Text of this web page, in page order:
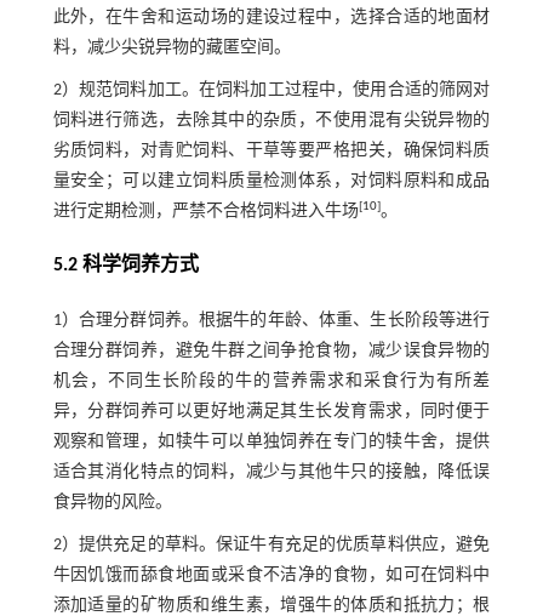
此外，在牛舍和运动场的建设过程中，选择合适的地面材
料，减少尖锐异物的藏匿空间。
2）规范饲料加工。在饲料加工过程中，使用合适的筛网对
饲料进行筛选，去除其中的杂质，不使用混有尖锐异物的
劣质饲料，对青贮饲料、干草等要严格把关，确保饲料质
量安全；可以建立饲料质量检测体系，对饲料原料和成品
进行定期检测，严禁不合格饲料进入牛场[10]。
5.2 科学饲养方式
1）合理分群饲养。根据牛的年龄、体重、生长阶段等进行
合理分群饲养，避免牛群之间争抢食物，减少误食异物的
机会，不同生长阶段的牛的营养需求和采食行为有所差
异，分群饲养可以更好地满足其生长发育需求，同时便于
观察和管理，如犊牛可以单独饲养在专门的犊牛舍，提供
适合其消化特点的饲料，减少与其他牛只的接触，降低误
食异物的风险。
2）提供充足的草料。保证牛有充足的优质草料供应，避免
牛因饥饿而舔食地面或采食不洁净的食物，如可在饲料中
添加适量的矿物质和维生素，增强牛的体质和抵抗力；根